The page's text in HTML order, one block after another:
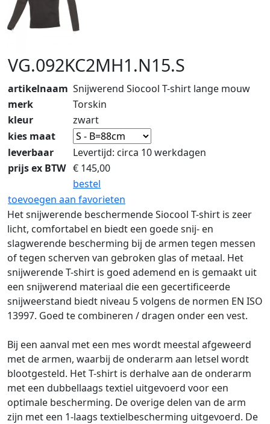
VG.092KC2MH1.N15.S
artikelnaam Snijwerend Siocool T-shirt lange mouw
merk
Torskin
kleur
zwart
kies maat
leverbaar
Levertijd: circa 10 werkdagen
prijs ex BTW € 145,00
bestel
toevoegen aan favorieten
Het snijwerende beschermende Siocool T-shirt is zeer
licht, comfortabel en biedt een goede snij- en
slagwerende bescherming bij de armen tegen messen
of tegen scherven van gebroken glas of metaal. Het
snijwerende T-shirt is goed ademend en is gemaakt uit
een snijwerend materiaal die een gecertificeerde
snijweerstand biedt niveau 5 volgens de normen EN ISO
13997. Goed te combineren / dragen onder een vest.
Bij een aanval met een mes wordt meestal afgeweerd
met de armen, waarbij de onderarm aan letsel wordt
blootgesteld. Het T-shirt is derhalve aan de onderarm
met een dubbellaags textiel uitgevoerd voor een
optimale bescherming. De overige delen van de arm
zijn met een 1-laags textielbescherming uitgevoerd. De